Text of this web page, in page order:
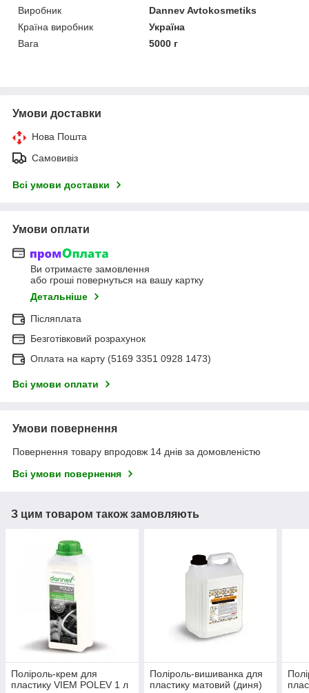
Виробник
Dannev Avtokosmetiks
Країна виробник
Україна
Вага
5000 г
Умови доставки
Нова Пошта
Самовивіз
Всі умови доставки
Умови оплати
Ви отримаєте замовлення
або гроші повернуться на вашу картку
Детальніше
Післяплата
Безготівковий розрахунок
Оплата на карту (5169 3351 0928 1473)
Всі умови оплати
Умови повернення
Повернення товару впродовж 14 днів за домовленістю
Всі умови повернення
З цим товаром також замовляють
Поліроль-крем для
пластику VIEM POLEV 1 л
Поліроль-вишиванка для
пластику матовий (диня)